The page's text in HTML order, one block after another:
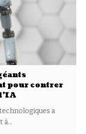
pour contrer
a
à…